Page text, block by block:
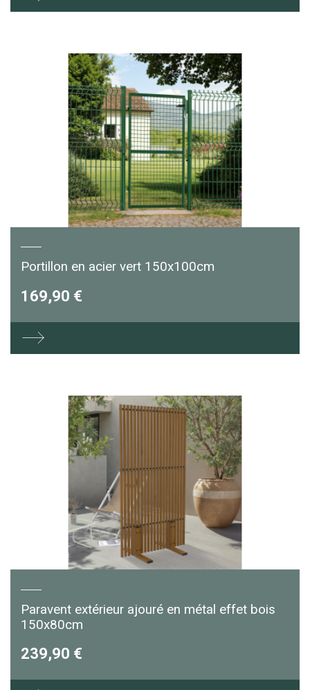
Portillon en acier vert 150x100cm
169,90 €
Paravent extérieur ajouré en métal effet bois
150x80cm
239,90 €